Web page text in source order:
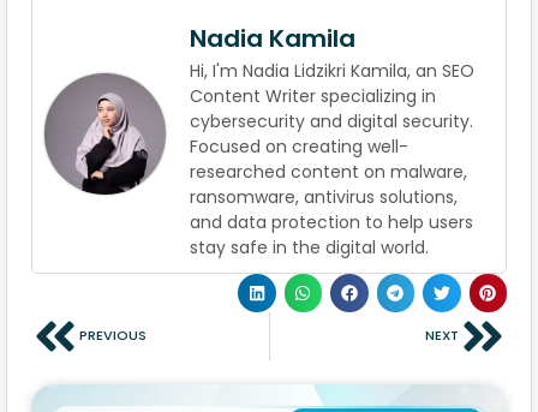
Nadia Kamila
Hi, I'm Nadia Lidzikri Kamila, an SEO
Content Writer specializing in
cybersecurity and digital security.
Focused on creating well-
researched content on malware,
ransomware, antivirus solutions,
and data protection to help users
stay safe in the digital world.
PREVIOUS NEXT